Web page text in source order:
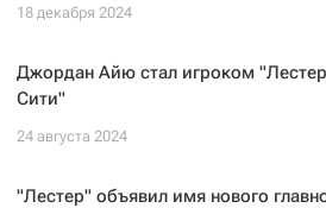
18 декабря 2024
Джордан Айю стал игроком "Лестер
Сити"
24 августа 2024
"Лестер" объявил имя нового